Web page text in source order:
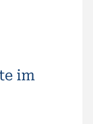
im